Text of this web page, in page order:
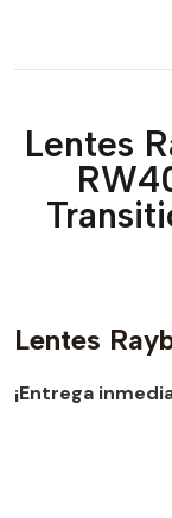
Lentes
Lentes
¡Entrega